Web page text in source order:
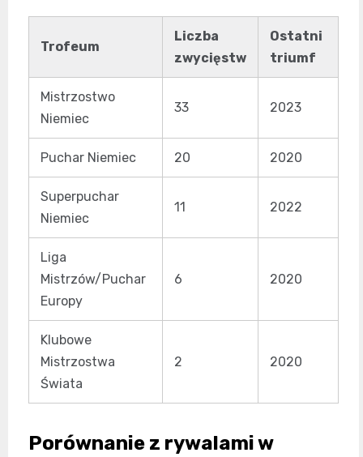
Trofeum
Liczba
zwycięstw
Ostatni
triumf
Mistrzostwo
Niemiec
33 2023
Puchar Niemiec 20 2020
Superpuchar
Niemiec
11 2022
Liga
Mistrzów/Puchar
Europy
6 2020
Klubowe
Mistrzostwa
Świata
2 2020
Porównanie z rywalami w